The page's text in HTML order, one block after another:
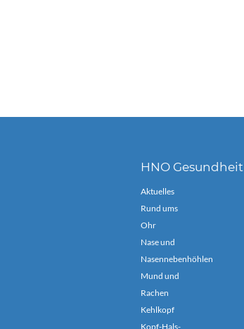
HNO Gesundheit
Aktuelles
Rund ums
Ohr
Nase und
Nasennebenhöhlen
Mund und
Rachen
Kehlkopf
Kopf-Hals-